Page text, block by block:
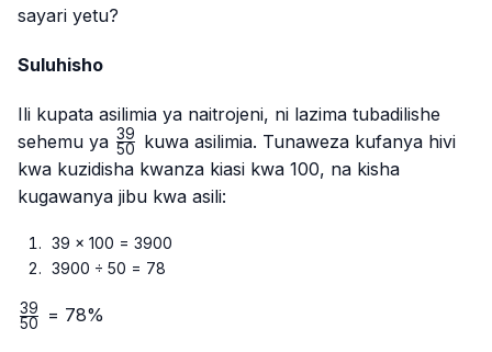
sayari yetu?
Suluhisho
Ili kupata asilimia ya naitrojeni, ni lazima tubadilishe
sehemu ya \frac{39}
{50}
50
39
kuwa asilimia. Tunaweza kufanya hivi
kwa kuzidisha kwanza kiasi kwa 100, na kisha
kugawanya jibu kwa asili:
39 × 100 = 3900
3900 ÷ 50 = 78
\frac{39}
50
39 = 78%